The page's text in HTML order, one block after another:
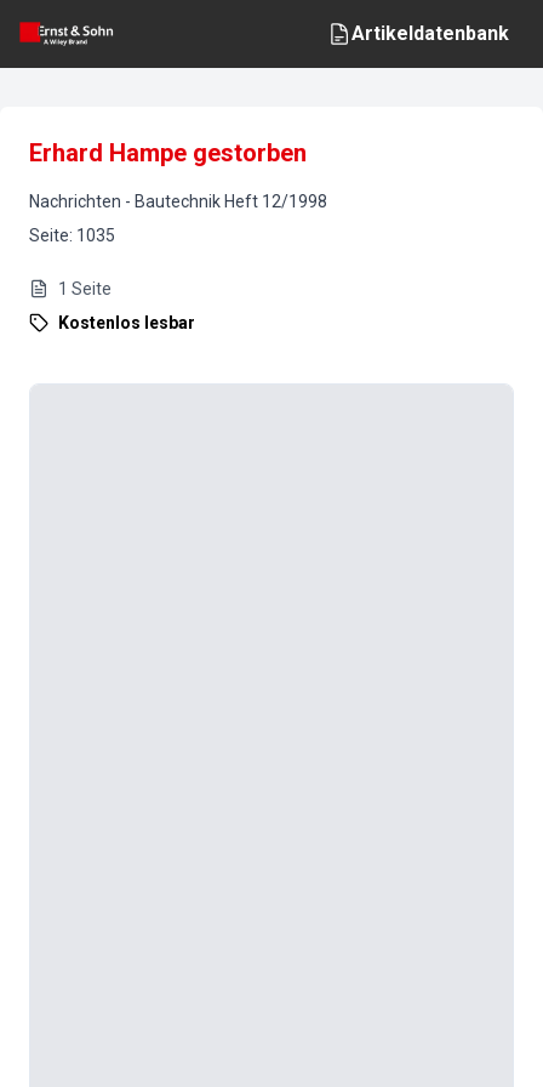
Artikeldatenbank
Erhard Hampe gestorben
Nachrichten - Bautechnik Heft 12/1998
Seite: 1035
1 Seite
Kostenlos lesbar